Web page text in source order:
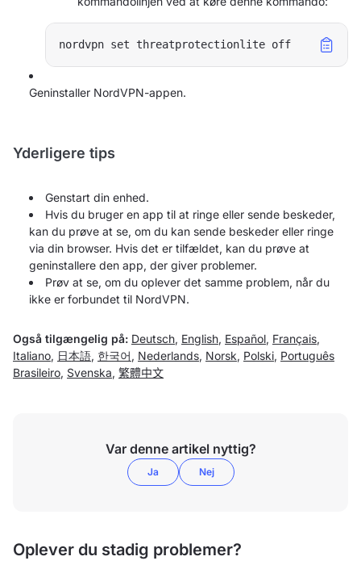
nordvpn set threatprotectionlite off
Geninstaller NordVPN-appen.
Yderligere tips
Genstart din enhed.
Hvis du bruger en app til at ringe eller sende beskeder,
kan du prøve at se, om du kan sende beskeder eller ringe
via din browser. Hvis det er tilfældet, kan du prøve at
geninstallere den app, der giver problemer.
Prøv at se, om du oplever det samme problem, når du
ikke er forbundet til NordVPN.
Også tilgængelig på: Deutsch, English, Español, Français,
Italiano, 日本語, 한국어 , Nederlands, Norsk, Polski, Português
Brasileiro, Svenska, 繁體中文
Var denne artikel nyttig?
Ja Nej
Oplever du stadig problemer?